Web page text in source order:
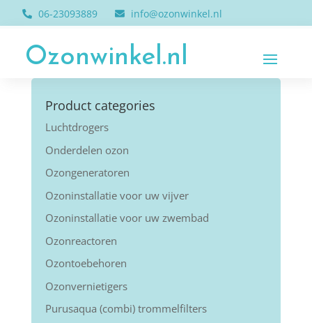
06-23093889 info@ozonwinkel.nl
Ozonwinkel.nl
Product categories
Luchtdrogers
Onderdelen ozon
Ozongeneratoren
Ozoninstallatie voor uw vijver
Ozoninstallatie voor uw zwembad
Ozonreactoren
Ozontoebehoren
Ozonvernietigers
Purusaqua (combi) trommelfilters